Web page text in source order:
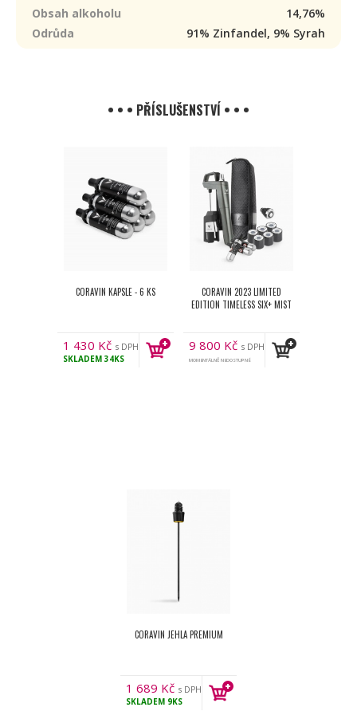
Obsah alkoholu
14,76%
Odrůda
91% Zinfandel, 9% Syrah
• • • PŘÍSLUŠENSTVÍ • • •
CORAVIN KAPSLE - 6 KS
1 430 Kč s DPH
SKLADEM34KS
CORAVIN 2023 LIMITED
EDITION TIMELESS SIX+ MIST
9 800 Kč s DPH
MOMENTÁLNĚ NEDOSTUPNÉ
CORAVIN JEHLA PREMIUM
1 689 Kč s DPH
SKLADEM 9KS